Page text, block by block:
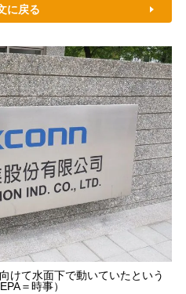
に戻る
けて水面下で動いていたという
＝時事）